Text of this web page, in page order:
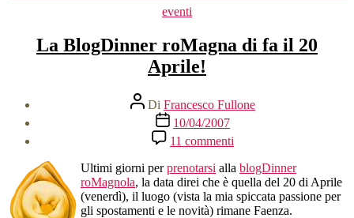
Categorie
eventi
La BlogDinner roMagna di fa il 20
Aprile!
Autore
articolo
Di Francesco Fullone
Data
dell'articolo
10/04/2007
11 commenti
La
BlogDinner
roMagna
di
fa
Ultimi giorni perprenotarsi alla blogDinner
roMagnola, la data direi che è quella del 20 di Aprile
(venerdì), il luogo (vista la mia spiccata passione per
gli spostamenti e le novità) rimane Faenza.